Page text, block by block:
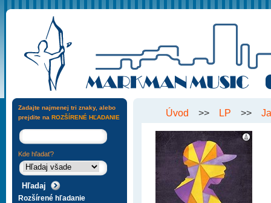
Úvod >> LP >>
Zadajte najmenej tri znaky, alebo
prejdite na ROZŠÍRENÉ HĽADANIE
Kde hľadať?
Rozšírené hľadanie